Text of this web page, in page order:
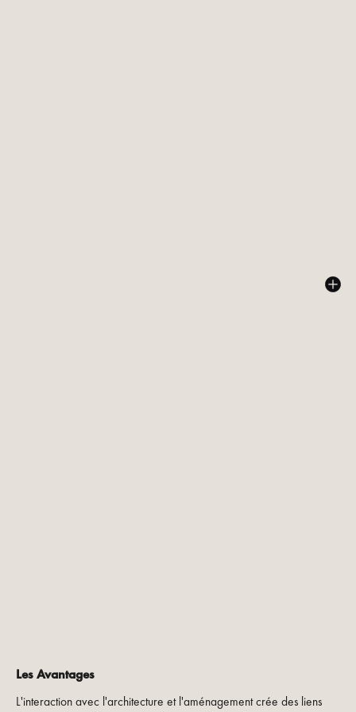
Les Avantages
L'interaction avec l'architecture et l'aménagement crée des liens